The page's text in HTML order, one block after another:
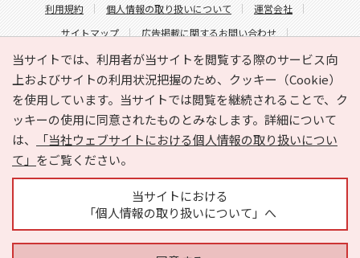
当サイトでは、利用者が当サイトを閲覧する際のサービス向
上およびサイトの利用状況把握のため、クッキー（Cookie）
を使用しています。当サイトでは閲覧を継続されることで、ク
ッキーの使用に同意されたものとみなします。詳細について
は、
「当社ウェブサイトにおける個人情報の取り扱いについ
て」 をご覧ください。
当サイトにおける
「個人情報の取り扱いについて」へ
利用規約
個人情報の取り扱いについて
運営会社
サイトマップ
広告掲載に関するお問い合わせ
サイトの内容に関するお問い合わせ
Copyright © HYOJITO.Co.,Ltd. All Rights Reserved.